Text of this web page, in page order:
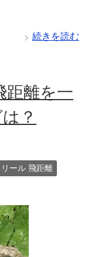
続きを読む
距離を一
？
ール 飛距離